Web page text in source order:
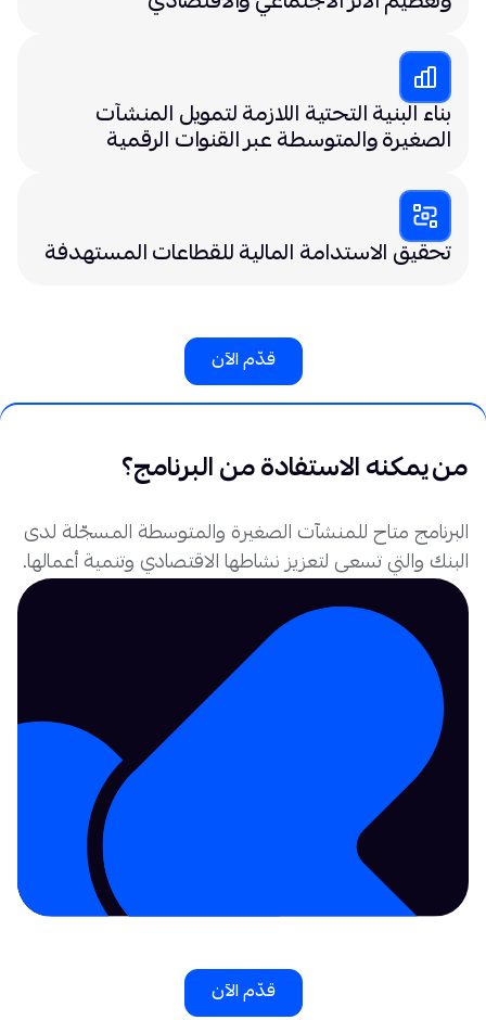
بناء البنية التحتية اللازمة لتمويل المنشآت
الصغيرة والمتوسطة عبر القنوات الرقمية
تحقيق الاستدامة المالية للقطاعات المستهدفة
قدّم الآن
من يمكنه الاستفادة من البرنامج؟
البرنامج متاح للمنشآت الصغيرة والمتوسطة المسجّلة لدى
البنك والتي تسعى لتعزيز نشاطها الاقتصادي وتنمية أعمالها.
قدّم الآن